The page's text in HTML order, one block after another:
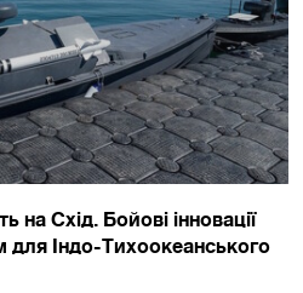
Схід. Бойові інновації
для Індо-Тихоокеанського